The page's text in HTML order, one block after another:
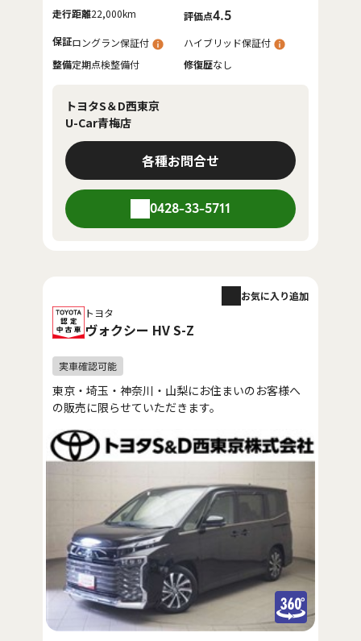
走行距離22,000km 評価点4.5
保証ロングラン保証付
ハイブリッド保証付
整備定期点検整備付 修復歴なし
トヨタS＆D西東京
U-Car青梅店
各種お問合せ
0428-33-5711
トヨタ
ヴォクシー HV S-Z
お気に入り追加
東京・埼玉・神奈川・山梨にお住まいのお客様へ
の販売に限らせていただきます。